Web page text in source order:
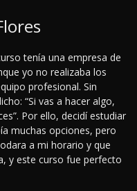
tenía una empresa de
yo no realizaba los
profesional. Sin
“Si vas a hacer algo,
Por ello, decidí estudiar
muchas opciones, pero
a mi horario y que
y este curso fue perfecto